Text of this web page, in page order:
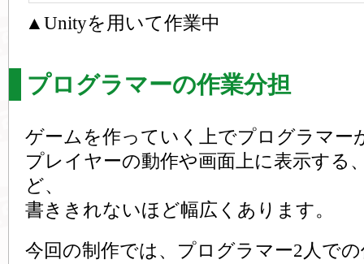
▲Unityを用いて作業中
プログラマーの作業分担
ゲームを作っていく上でプログラマー
プレイヤーの動作や画面上に表示する
ど、
書ききれないほど幅広くあります。
今回の制作では、プログラマー2人で